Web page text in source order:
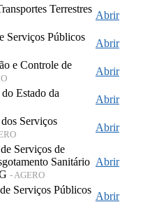
Terrestres
Abrir
Serviços Públicos
Abrir
e Controle de
Abrir
Estado da
Abrir
Serviços
Abrir
Serviços de
Sanitário
- AGERO
Abrir
Serviços Públicos
Abrir